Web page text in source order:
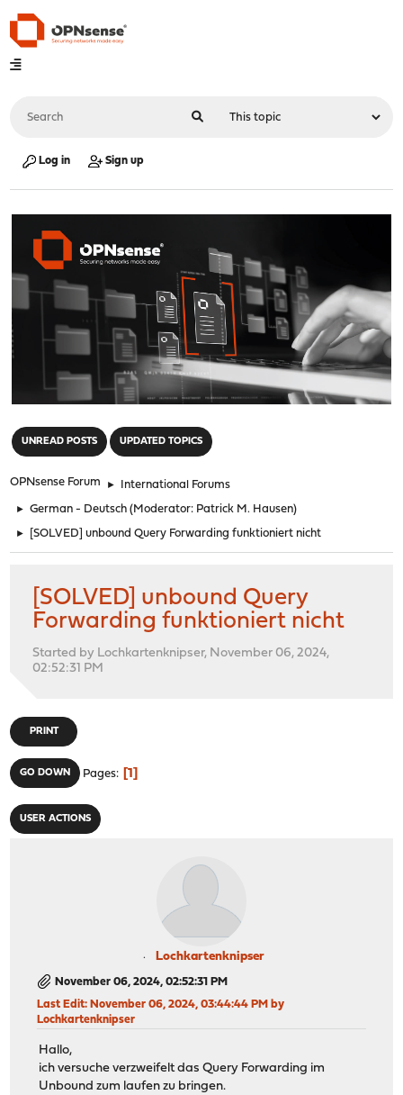
Log in Sign up
UNREAD POSTS UPDATED TOPICS
OPNsense Forum ► International Forums
► German - Deutsch (Moderator: Patrick M. Hausen)
► [SOLVED] unbound Query Forwarding funktioniert nicht
[SOLVED] unbound Query
Forwarding funktioniert nicht
Started by Lochkartenknipser, November 06, 2024,
02:52:31 PM
PRINT
GO DOWN Pages 1
USER ACTIONS
Lochkartenknipser
November 06, 2024, 02:52:31 PM
Last Edit: November 06, 2024, 03:44:44 PM by
Lochkartenknipser
Hallo,
ich versuche verzweifelt das Query Forwarding im
Unbound zum laufen zu bringen.